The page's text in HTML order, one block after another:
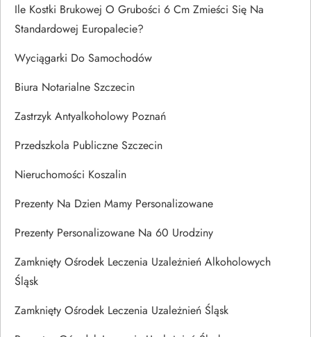
Ile Kostki Brukowej O Grubości 6 Cm Zmieści Się Na
Standardowej Europalecie?
Wyciągarki Do Samochodów
Biura Notarialne Szczecin
Zastrzyk Antyalkoholowy Poznań
Przedszkola Publiczne Szczecin
Nieruchomości Koszalin
Prezenty Na Dzien Mamy Personalizowane
Prezenty Personalizowane Na 60 Urodziny
Zamknięty Ośrodek Leczenia Uzależnień Alkoholowych
Śląsk
Zamknięty Ośrodek Leczenia Uzależnień Śląsk